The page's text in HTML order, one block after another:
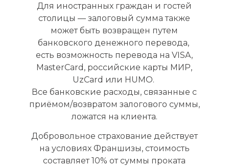
Для иностранных граждан и гостей
столицы — залоговый сумма также
может быть возвращен путем
банковского денежного перевода,
есть возможность перевода на VISA,
MasterCard, российские карты МИР,
UzCard или HUMO.
Все банковские расходы, связанные с
приёмом/возвратом залогового суммы,
ложатся на клиента.
Добровольное страхование действует
на условиях Франшизы, стоимость
составляет 10% от суммы проката